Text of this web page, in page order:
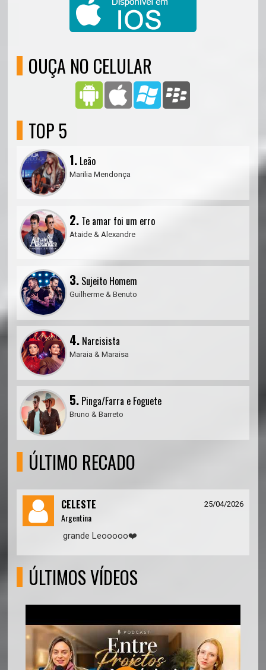
OUÇA NO CELULAR
TOP 5
1. Leão
Marilia Mendonça
2. Te amar foi um erro
Ataide & Alexandre
3. Sujeito Homem
Guilherme & Benuto
4. Narcisista
Maraia & Maraisa
5. Pinga/Farra e Foguete
Bruno & Barreto
ÚLTIMO RECADO
CELESTE 25/04/2026
Argentina
grande Leooooo❤️
ÚLTIMOS VÍDEOS